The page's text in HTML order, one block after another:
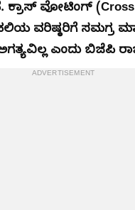
ವೋಟಿಂಗ್ (Cross
ವರಿಷ್ಠರಿಗೆ ಸಮಗ್ರ
ಎಂದು ಬಿಜೆಪಿ
ADVERTISEMENT